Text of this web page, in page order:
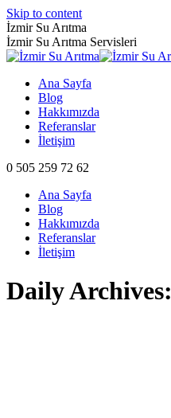
Skip to content
İzmir Su Arıtma
İzmir Su Arıtma Servisleri
Ana Sayfa
Blog
Hakkımızda
Referanslar
İletişim
0 505 259 72 62
Ana Sayfa
Blog
Hakkımızda
Referanslar
İletişim
Daily Archives: